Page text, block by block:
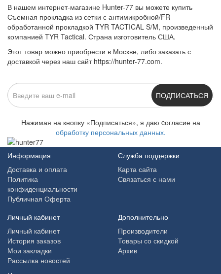
В нашем интернет-магазине Hunter-77 вы можете купить
Съемная прокладка из сетки с антимикробной/FR
обработанной прокладкой TYR TACTICAL S/M, произведенный
компанией TYR Tactical. Страна изготовитель США.
Этот товар можно приобрести в Москве, либо заказать с
доставкой через наш сайт https://hunter-77.com.
ПОДПИСАТЬСЯ
Нажимая на кнопку «Подписаться», я даю cогласие на
обработку персональных данных.
Информация
Доставка и оплата
Политика
конфиденциальности
Публичная Оферта
Служба поддержки
Карта сайта
Связаться с нами
Личный кабинет
Личный кабинет
История заказов
Мои закладки
Рассылка новостей
Дополнительно
Производители
Товары со скидкой
Архив